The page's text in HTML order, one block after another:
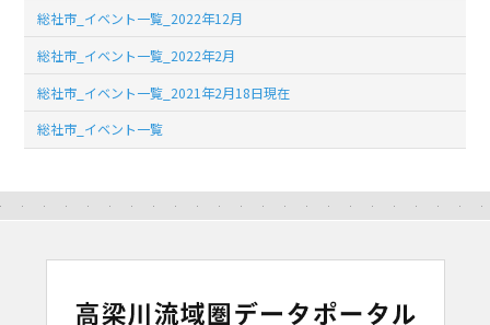
総社市_イベント一覧_2022年12月
総社市_イベント一覧_2022年2月
総社市_イベント一覧_2021年2月18日現在
総社市_イベント一覧